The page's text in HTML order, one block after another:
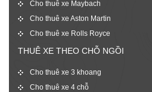
Cho thuê xe Maybach
Cho thuê xe Aston Martin
Cho thuê xe Rolls Royce
THUÊ XE THEO CHỖ NGỒI
Cho thuê xe 3 khoang
Cho thuê xe 4 chỗ